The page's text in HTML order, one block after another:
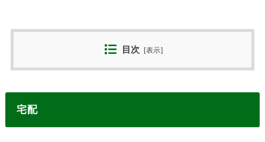
目次 [表示]
宅配